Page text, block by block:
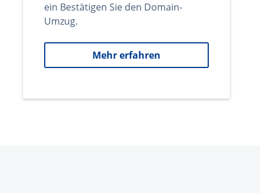
ein Bestätigen Sie den Domain-
Umzug.
Mehr erfahren